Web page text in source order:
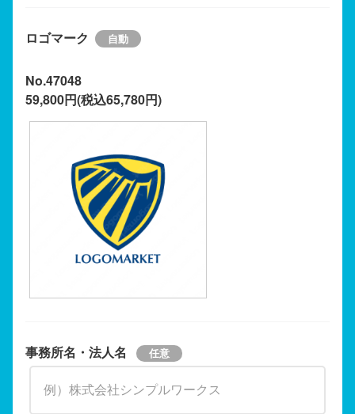
ロゴマーク
No.47048
59,800円(税込65,780円)
事務所名・法人名